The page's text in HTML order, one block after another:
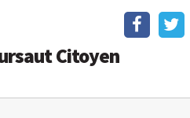
Citoyen